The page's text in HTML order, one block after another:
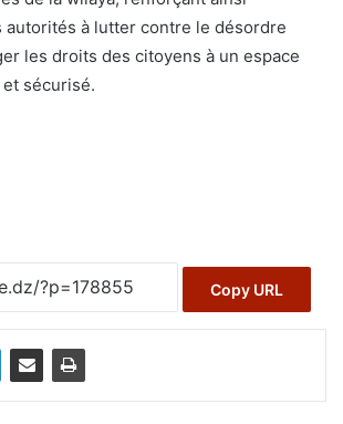
autorités à lutter contre le désordre
les droits des citoyens à un espace
sécurisé.
Copy URL